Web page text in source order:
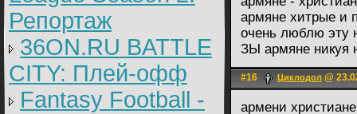
Репортаж
36ON.RU BATTLE
CITY: Плей-офф
Fantasy Football -
армяне хитрые и
очень люблю эту
ЗЫ армяне никуя
#16 Циклодол @
армени